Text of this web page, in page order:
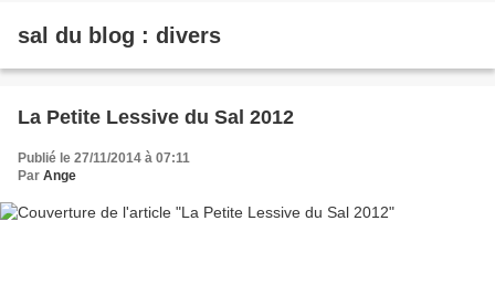
sal du blog : divers
La Petite Lessive du Sal 2012
Publié le 27/11/2014 à 07:11
Par Ange